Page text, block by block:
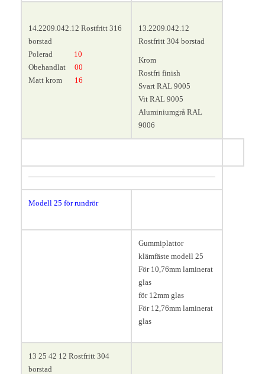
14.2209.042.12 Rostfritt 316
borstad
Polerad
10
Obehandlat 00
Matt krom 16
13.2209.042.12
Rostfritt 304 borstad
Krom
Rostfri finish
Svart RAL 9005
Vit RAL 9005
Aluminiumgrå RAL
9006
Modell 25 för rundrör
Gummiplattor
klämfäste modell 25
För 10,76mm laminerat
glas
för 12mm glas
För 12,76mm laminerat
glas
13 25 42 12 Rostfritt 304
borstad